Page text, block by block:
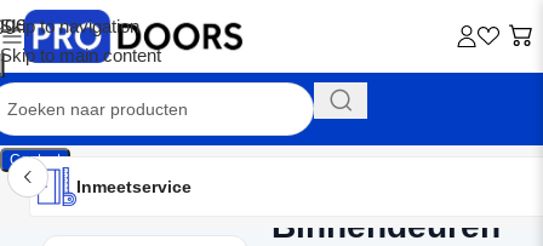
Skip to navigation
Skip to main content
Contact
Inmeetservice
Montageservice
Advies op maat
Showroom
Inmeetservice
Binnendeuren